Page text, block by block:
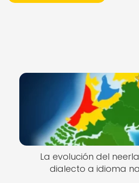
La evolución del
dialecto a idioma